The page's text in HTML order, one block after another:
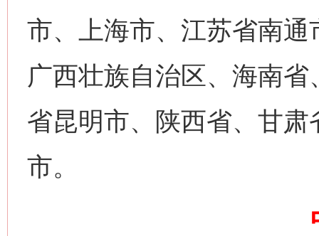
市、上海市、江苏省南
广西壮族自治区、海南
省昆明市、陕西省、甘
市。